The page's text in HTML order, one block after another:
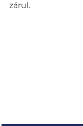
zárul.